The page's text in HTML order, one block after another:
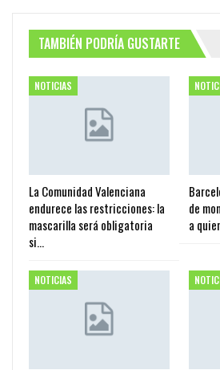
TAMBIÉN PODRÍA GUSTARTE
NOTICIAS
La Comunidad Valenciana
endurece las restricciones: la
mascarilla será obligatoria
si…
de
a
NOTICIAS